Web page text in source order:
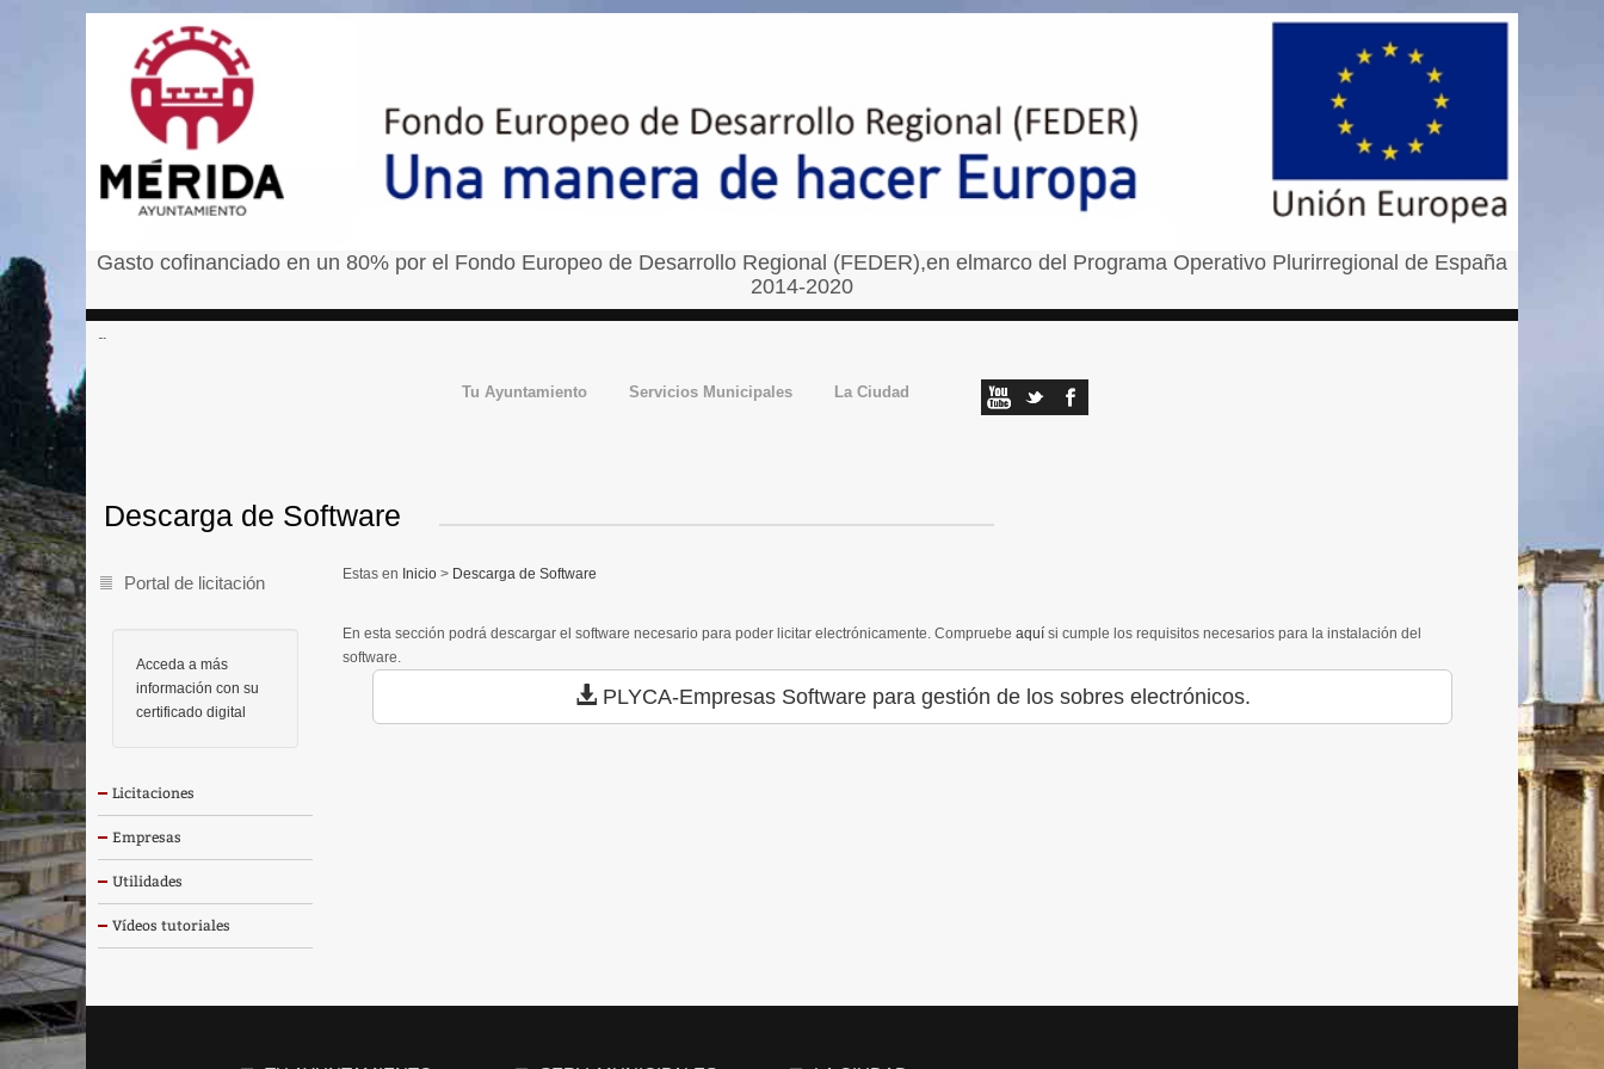
Gasto cofinanciado en un 80% por el Fondo Europeo de Desarrollo Regional (FEDER),en elmarco del Programa Operativo Plurirregional de España
2014-2020
Tu Ayuntamiento Servicios Municipales La Ciudad
Portal de licitación
Acceda a más
información con su
certificado digital
Licitaciones
Empresas
Utilidades
Vídeos tutoriales
Inicio > Descarga de Software
Descarga de Software
En esta sección podrá descargar el software necesario para poder licitar electrónicamente. Compruebe aquí si cumple los requisitos necesarios para la instalación del
software.
PLYCA-Empresas Software para gestión de los sobres electrónicos.